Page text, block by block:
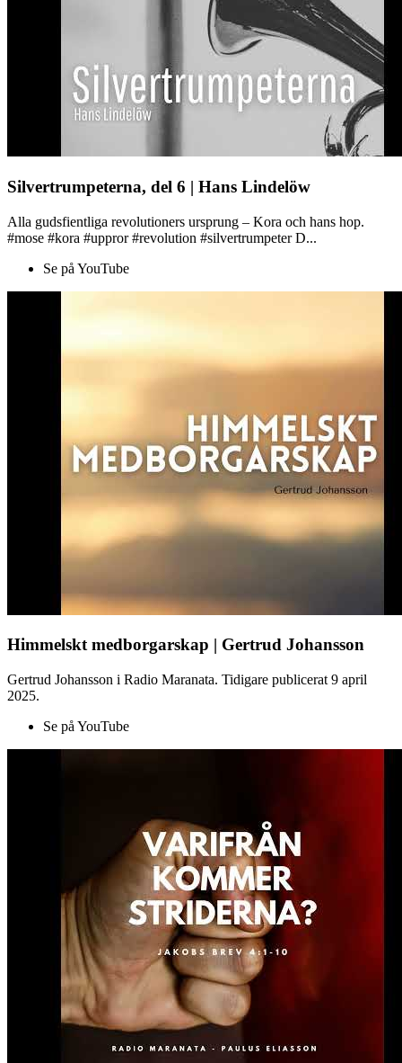
Silvertrumpeterna, del 6 | Hans Lindelöw
Alla gudsfientliga revolutioners ursprung – Kora och hans hop.
#mose #kora #uppror #revolution #silvertrumpeter D...
Se på YouTube
Himmelskt medborgarskap | Gertrud Johansson
Gertrud Johansson i Radio Maranata. Tidigare publicerat 9 april
2025.
Se på YouTube